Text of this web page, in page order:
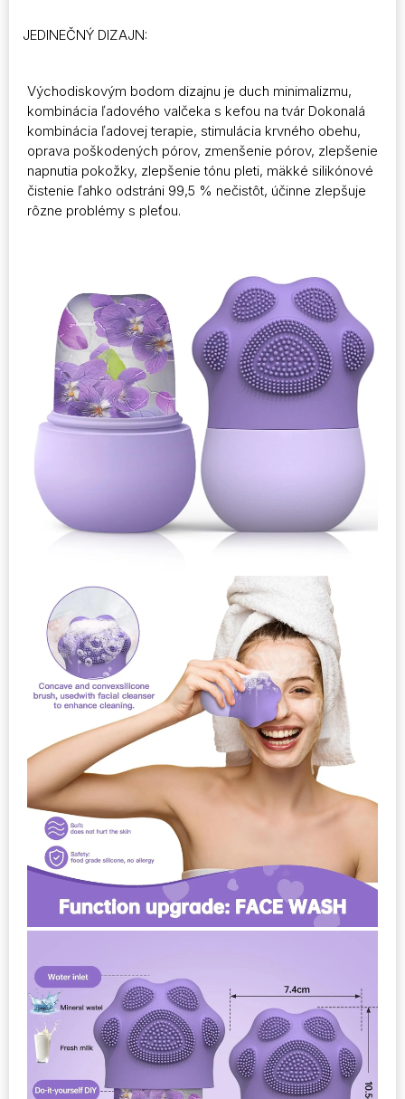
JEDINEČNÝ DIZAJN:
Východiskovým bodom dizajnu je duch minimalizmu,
kombinácia ľadového valčeka s kefou na tvár Dokonalá
kombinácia ľadovej terapie, stimulácia krvného obehu,
oprava poškodených pórov, zmenšenie pórov, zlepšenie
napnutia pokožky, zlepšenie tónu pleti, mäkké silikónové
čistenie ľahko odstráni 99,5 % nečistôt, účinne zlepšuje
rôzne problémy s pleťou.